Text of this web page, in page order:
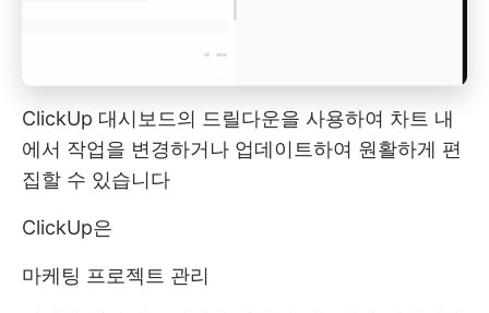
ClickUp 대시보드의 드릴다운을 사용하여 차트 내
에서 작업을 변경하거나 업데이트하여 원활하게 편
집할 수 있습니다
ClickUp은
마케팅 프로젝트 관리